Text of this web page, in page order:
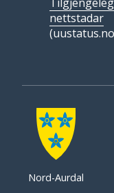
nettstadar
Nord-Aurdal